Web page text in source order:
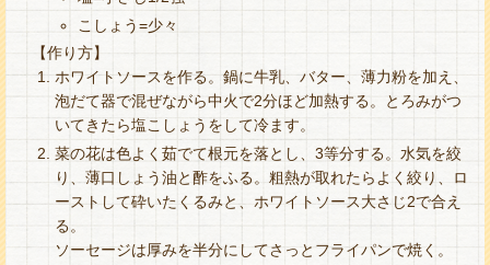
こしょう=少々
【作り方】
ホワイトソースを作る。鍋に牛乳、バター、薄力粉を加え、
泡だて器で混ぜながら中火で2分ほど加熱する。とろみがつ
いてきたら塩こしょうをして冷ます。
菜の花は色よく茹でて根元を落とし、3等分する。水気を絞
り、薄口しょう油と酢をふる。粗熱が取れたらよく絞り、ロ
ーストして砕いたくるみと、ホワイトソース大さじ2で合え
る。
ソーセージは厚みを半分にしてさっとフライパンで焼く。